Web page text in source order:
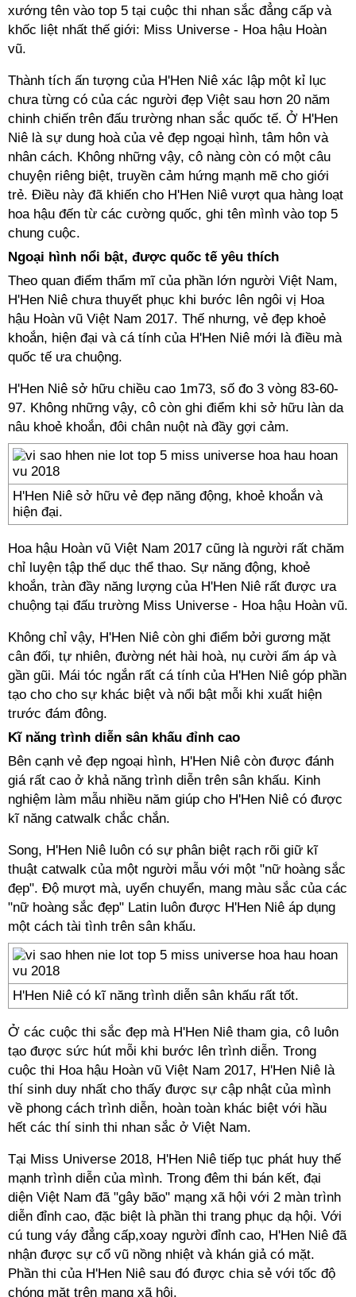
xướng tên vào top 5 tại cuộc thi nhan sắc đẳng cấp và
khốc liệt nhất thế giới: Miss Universe - Hoa hậu Hoàn
vũ.
Thành tích ấn tượng của H'Hen Niê xác lập một kỉ lục
chưa từng có của các người đẹp Việt sau hơn 20 năm
chinh chiến trên đấu trường nhan sắc quốc tế. Ở H'Hen
Niê là sự dung hoà của vẻ đẹp ngoại hình, tâm hôn và
nhân cách. Không những vậy, cô nàng còn có một câu
chuyện riêng biệt, truyền cảm hứng mạnh mẽ cho giới
trẻ. Điều này đã khiến cho H'Hen Niê vượt qua hàng loạt
hoa hậu đến từ các cường quốc, ghi tên mình vào top 5
chung cuộc.
Ngoại hình nổi bật, được quốc tế yêu thích
Theo quan điểm thẩm mĩ của phần lớn người Việt Nam,
H'Hen Niê chưa thuyết phục khi bước lên ngôi vị Hoa
hậu Hoàn vũ Việt Nam 2017. Thế nhưng, vẻ đẹp khoẻ
khoắn, hiện đại và cá tính của H'Hen Niê mới là điều mà
quốc tế ưa chuộng.
H'Hen Niê sở hữu chiều cao 1m73, số đo 3 vòng 83-60-
97. Không những vậy, cô còn ghi điểm khi sở hữu làn da
nâu khoẻ khoắn, đôi chân nuột nà đầy gợi cảm.
H'Hen Niê sở hữu vẻ đẹp năng động, khoẻ khoắn và
hiện đại.
Hoa hậu Hoàn vũ Việt Nam 2017 cũng là người rất chăm
chỉ luyện tập thể dục thể thao. Sự năng động, khoẻ
khoắn, tràn đầy năng lượng của H'Hen Niê rất được ưa
chuộng tại đấu trường Miss Universe - Hoa hậu Hoàn vũ.
Không chỉ vậy, H'Hen Niê còn ghi điểm bởi gương mặt
cân đối, tự nhiên, đường nét hài hoà, nụ cười ấm áp và
gần gũi. Mái tóc ngắn rất cá tính của H'Hen Niê góp phần
tạo cho cho sự khác biệt và nổi bật mỗi khi xuất hiện
trước đám đông.
Kĩ năng trình diễn sân khấu đỉnh cao
Bên cạnh vẻ đẹp ngoại hình, H'Hen Niê còn được đánh
giá rất cao ở khả năng trình diễn trên sân khấu. Kinh
nghiệm làm mẫu nhiều năm giúp cho H'Hen Niê có được
kĩ năng catwalk chắc chắn.
Song, H'Hen Niê luôn có sự phân biệt rạch rõi giữ kĩ
thuật catwalk của một người mẫu với một "nữ hoàng sắc
đẹp". Độ mượt mà, uyển chuyển, mang màu sắc của các
"nữ hoàng sắc đẹp" Latin luôn được H'Hen Niê áp dụng
một cách tài tình trên sân khấu.
H'Hen Niê có kĩ năng trình diễn sân khấu rất tốt.
Ở các cuộc thi sắc đẹp mà H'Hen Niê tham gia, cô luôn
tạo được sức hút mỗi khi bước lên trình diễn. Trong
cuộc thi Hoa hậu Hoàn vũ Việt Nam 2017, H'Hen Niê là
thí sinh duy nhất cho thấy được sự cập nhật của mình
về phong cách trình diễn, hoàn toàn khác biệt với hầu
hết các thí sinh thi nhan sắc ở Việt Nam.
Tại Miss Universe 2018, H'Hen Niê tiếp tục phát huy thế
mạnh trình diễn của mình. Trong đêm thi bán kết, đại
diện Việt Nam đã "gây bão" mạng xã hội với 2 màn trình
diễn đỉnh cao, đặc biệt là phần thi trang phục dạ hội. Với
cú tung váy đẳng cấp,xoay người đỉnh cao, H'Hen Niê đã
nhận được sự cổ vũ nồng nhiệt và khán giả có mặt.
Phần thi của H'Hen Niê sau đó được chia sẻ với tốc độ
chóng mặt trên mạng xã hội.